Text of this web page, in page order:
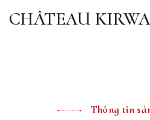
CHÂTEAU
Thông tin